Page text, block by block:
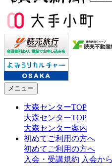
メニュー
大森センターTOP
大森センターTOP
大森センター案内
初めてご利用の方へ
初めてご利用の方へ
入会・受講規約 入会か